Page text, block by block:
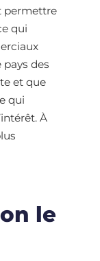
permettre
qui
des
et que
qui
À
le